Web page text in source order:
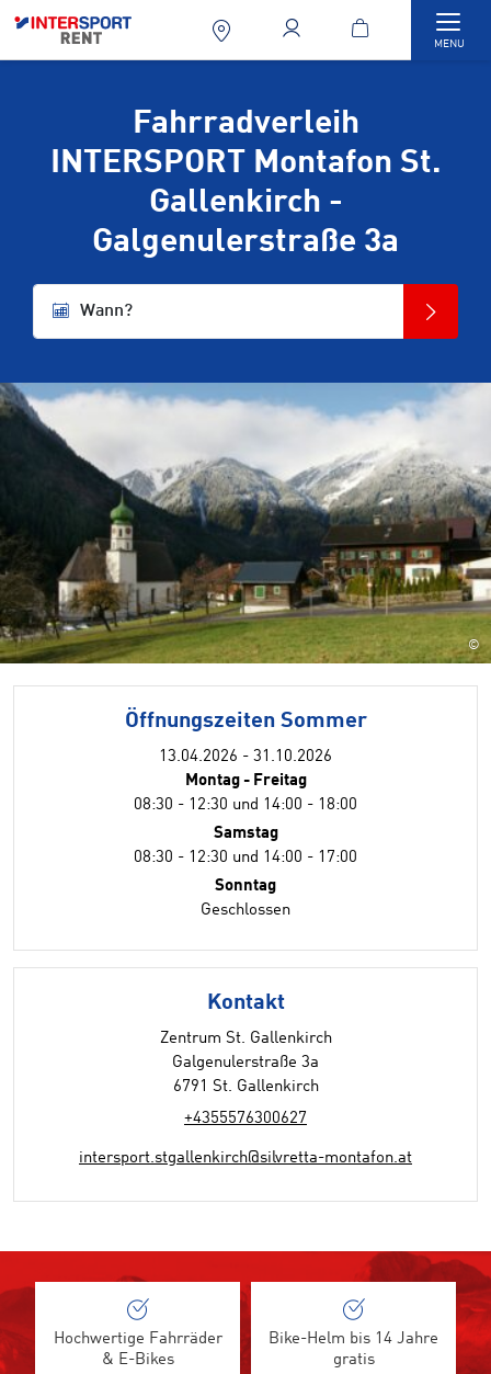
MENU
Fahrradverleih
INTERSPORT Montafon St.
Gallenkirch -
Galgenulerstraße 3a
Wann?
©
Öffnungszeiten Sommer
13.04.2026 - 31.10.2026
Montag - Freitag
08:30 - 12:30 und 14:00 - 18:00
Samstag
08:30 - 12:30 und 14:00 - 17:00
Sonntag
Geschlossen
Kontakt
Zentrum St. Gallenkirch
Galgenulerstraße 3a
6791 St. Gallenkirch
+4355576300627
intersport.stgallenkirch@silvretta-montafon.at
Hochwertige Fahrräder
& E-Bikes
Bike-Helm bis 14 Jahre
gratis